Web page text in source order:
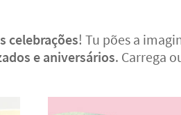
celebrações! Tu pões a
e aniversários. Carrega